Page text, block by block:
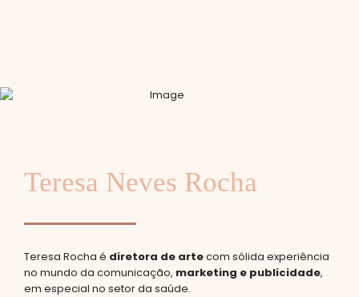
Teresa Neves Rocha
Teresa Rocha é diretora de artecom sólida experiência
no mundo da comunicação, marketing e publicidade,
em especial no setor da saúde.